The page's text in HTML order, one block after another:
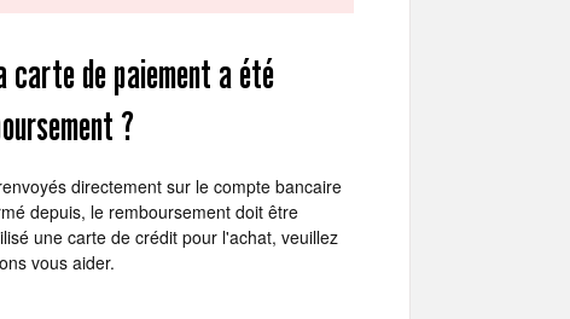
carte de paiement a été
?
directement sur le compte bancaire
depuis, le remboursement doit être
une carte de crédit pour l'achat, veuillez
vous aider.